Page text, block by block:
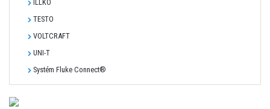
ILLKO
TESTO
VOLTCRAFT
UNI-T
Systém Fluke Connect®